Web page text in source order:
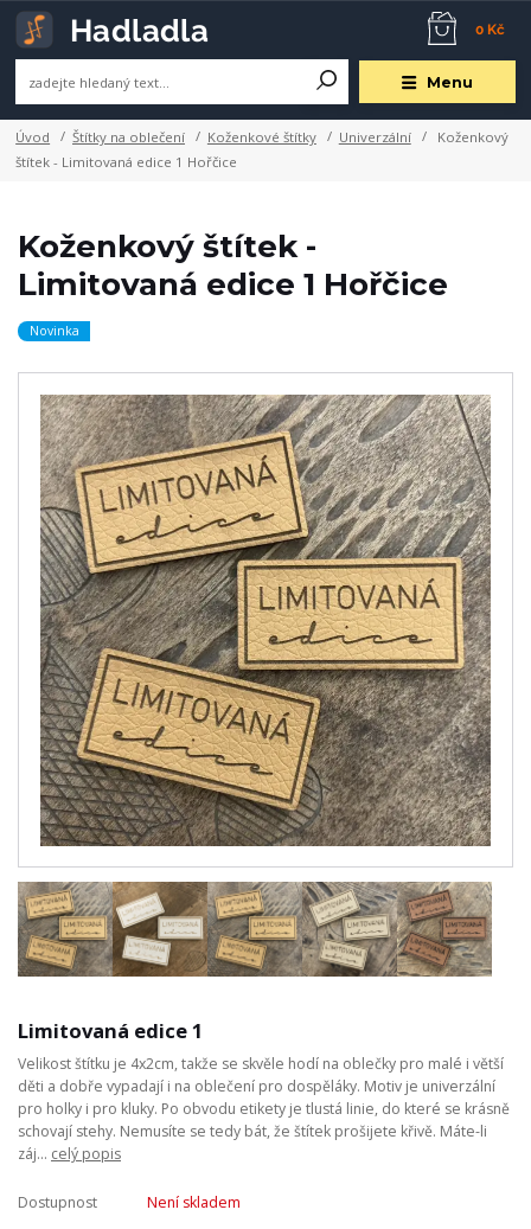
Menu
0 Kč
Úvod Štítky na oblečení Koženkové štítky Univerzální
Koženkový
štítek - Limitovaná edice 1 Hořčice
Koženkový štítek -
Limitovaná edice 1 Hořčice
Novinka
Limitovaná edice 1
Velikost štítku je 4x2cm, takže se skvěle hodí na oblečky pro malé i větší
děti a dobře vypadají i na oblečení pro dospěláky. Motiv je univerzální
pro holky i pro kluky. Po obvodu etikety je tlustá linie, do které se krásně
schovají stehy. Nemusíte se tedy bát, že štítek prošijete křivě. Máte-li
záj... celý popis
Dostupnost
Není skladem